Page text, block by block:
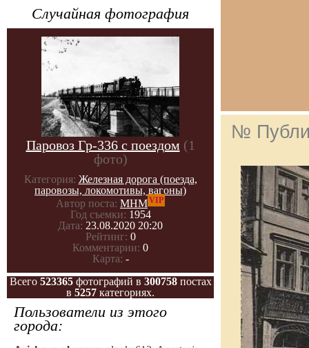
Случайная фотография
Паровоз Гр-336 с поездом (1
фото)
Категория: Железная дорога (поезда,
паровозы, локомотивы, вагоны)
Автор поста: МНМVIP
Год съемки: 1954
Дата: 23.08.2020 20:20
Рейтинг: 0
Комментарии: 0
Карта: -
Всего 523365фотографий в 300758постах
в 5257 категориях.
Пользователи из этого
города:
№